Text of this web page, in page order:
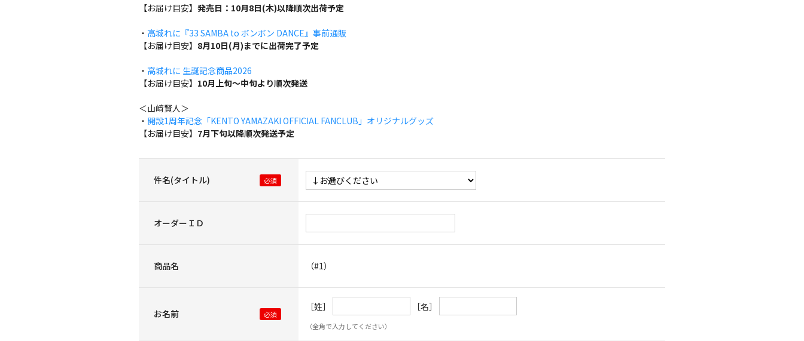
【お届け目安】 発売日：10月8日(木)以降順次出荷予定
・ 高城れに『33 SAMBA to ボンボン DANCE』事前通販
【お届け目安】 8月10日(月)までに出荷完了予定
・ 高城れに 生誕記念商品2026
【お届け目安】 10月上旬～中旬より順次発送
＜山﨑賢人＞
・ 開設1周年記念「KENTO YAMAZAKI OFFICIAL FANCLUB」オリジナルグッズ
【お届け目安】 7月下旬以降順次発送予定
件名(タイトル)
オーダーＩＤ
商品名 （#1）
お名前
［姓］ ［名］
（全角で入力してください）